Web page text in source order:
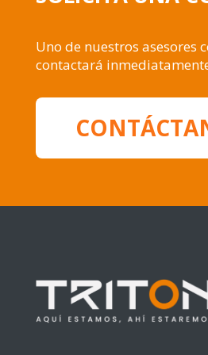
Uno de nuestros asesores
contactará